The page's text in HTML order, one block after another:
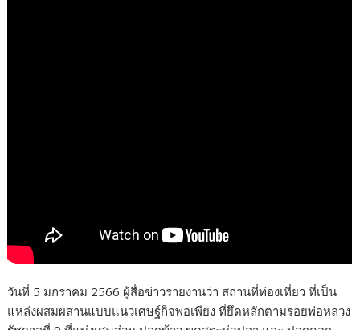
วันที่ 5 มกราคม 2566 ผู้สื่อข่าวรายงานว่า สถานที่ท่องเที่ยว ที่เป็น
แหล่งผสมผสานแบบแนวเศษฐ์กิจพอเพียง ที่ยึดหลักตามรอยพ่อหลวง